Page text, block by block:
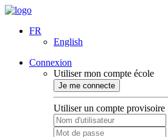
FR
English
Connexion
Utiliser mon compte école
Je me connecte
Utiliser un compte provisoire